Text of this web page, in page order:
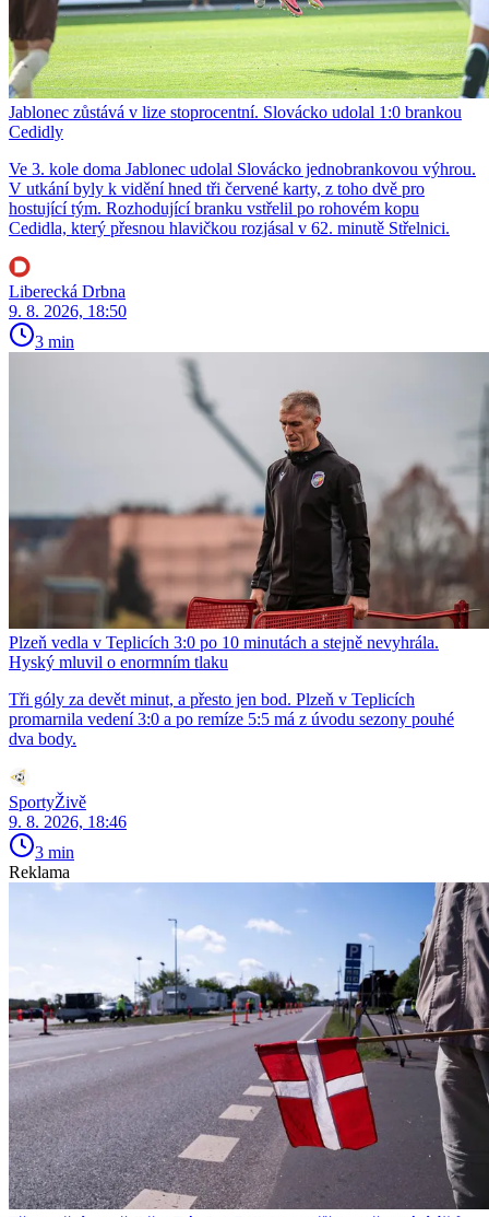
Jablonec zůstává v lize stoprocentní. Slovácko udolal 1:0 brankou
Cedidly
Ve 3. kole doma Jablonec udolal Slovácko jednobrankovou výhrou.
V utkání byly k vidění hned tři červené karty, z toho dvě pro
hostující tým. Rozhodující branku vstřelil po rohovém kopu
Cedidla, který přesnou hlavičkou rozjásal v 62. minutě Střelnici.
Liberecká Drbna
9. 8. 2026, 18:50
3 min
Plzeň vedla v Teplicích 3:0 po 10 minutách a stejně nevyhrála.
Hyský mluvil o enormním tlaku
Tři góly za devět minut, a přesto jen bod. Plzeň v Teplicích
promarnila vedení 3:0 a po remíze 5:5 má z úvodu sezony pouhé
dva body.
SportyŽivě
9. 8. 2026, 18:46
3 min
Reklama